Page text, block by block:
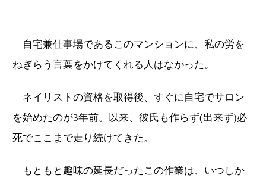
自宅兼仕事場であるこのマンションに、私の労を
ねぎらう言葉をかけてくれる人はなかった。
ネイリストの資格を取得後、すぐに自宅でサロン
を始めたのが3年前。以来、彼氏も作らず(出来ず)必
死でここまで走り続けてきた。
もともと趣味の延長だったこの作業は、いつしか